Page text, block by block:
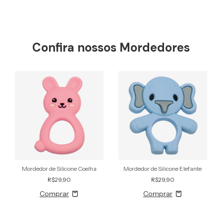
Confira nossos Mordedores
Mordedor de Silicone Coelha
R$29,90
Mordedor de Silicone Elefante
R$29,90